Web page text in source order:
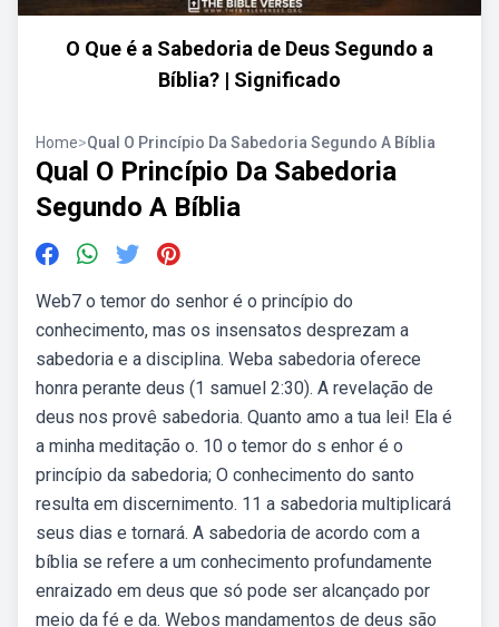
O Que é a Sabedoria de Deus Segundo a
Bíblia? | Significado
Home>Qual O Princípio Da Sabedoria Segundo A Bíblia
Qual O Princípio Da Sabedoria
Segundo A Bíblia
Web7 o temor do senhor é o princípio do
conhecimento, mas os insensatos desprezam a
sabedoria e a disciplina. Weba sabedoria oferece
honra perante deus (1 samuel 2:30). A revelação de
deus nos provê sabedoria. Quanto amo a tua lei! Ela é
a minha meditação o. 10 o temor do s enhor é o
princípio da sabedoria; O conhecimento do santo
resulta em discernimento. 11 a sabedoria multiplicará
seus dias e tornará. A sabedoria de acordo com a
bíblia se refere a um conhecimento profundamente
enraizado em deus que só pode ser alcançado por
meio da fé e da. Webos mandamentos de deus são